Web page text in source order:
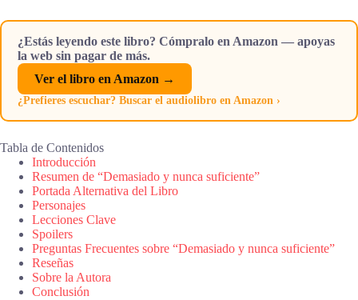
¿Estás leyendo este libro? Cómpralo en Amazon — apoyas
la web sin pagar de más.
Ver el libro en Amazon →
¿Prefieres escuchar? Buscar el audiolibro en Amazon ›
Tabla de Contenidos
Introducción
Resumen de “Demasiado y nunca suficiente”
Portada Alternativa del Libro
Personajes
Lecciones Clave
Spoilers
Preguntas Frecuentes sobre “Demasiado y nunca suficiente”
Reseñas
Sobre la Autora
Conclusión